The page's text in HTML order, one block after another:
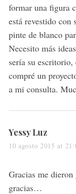
formar una figura
está revestido
pinte de blanco
Necesito más
sería su
compré un
a mi consulta.
s
a
s
:
Yessy Luz
10 agosto 2015 at
Gracias me dieron
gracias…